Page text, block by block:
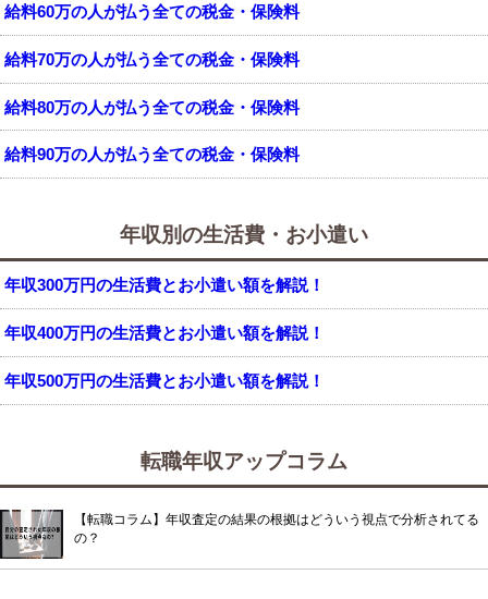
給料60万の人が払う全ての税金・保険料
給料70万の人が払う全ての税金・保険料
給料80万の人が払う全ての税金・保険料
給料90万の人が払う全ての税金・保険料
年収別の生活費・お小遣い
年収300万円の生活費とお小遣い額を解説！
年収400万円の生活費とお小遣い額を解説！
年収500万円の生活費とお小遣い額を解説！
転職年収アップコラム
【転職コラム】年収査定の結果の根拠はどういう視点で分析されてる
の？